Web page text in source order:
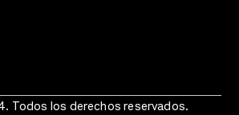
Todos los derechos reservados.